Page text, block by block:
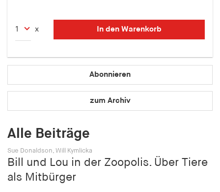
x In den Warenkorb
Abonnieren
zum Archiv
Alle Beiträge
Sue Donaldson, Will Kymlicka
Bill und Lou in der Zoopolis. Über Tiere
als Mitbürger
Name:
fe_typo_user
hamburger-edition.de
Name:
fonts_loaded
Anbieter:
hamburger-edition.de